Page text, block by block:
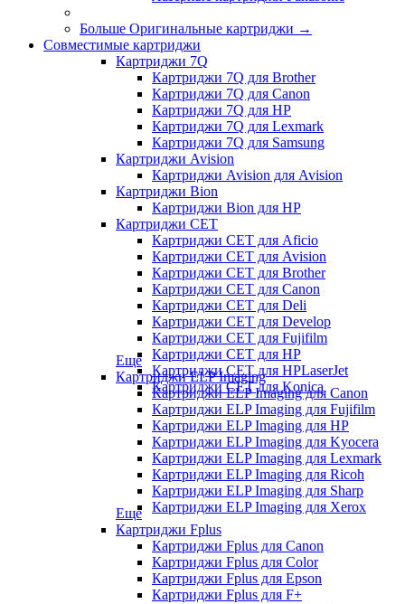
Больше Оригинальные картриджи →
Совместимые картриджи
Картриджи 7Q
Картриджи 7Q для Brother
Картриджи 7Q для Canon
Картриджи 7Q для HP
Картриджи 7Q для Lexmark
Картриджи 7Q для Samsung
Картриджи Avision
Картриджи Avision для Avision
Картриджи Bion
Картриджи Bion для HP
Картриджи CET
Картриджи CET для Aficio
Картриджи CET для Avision
Картриджи CET для Brother
Картриджи CET для Canon
Картриджи CET для Deli
Картриджи CET для Develop
Картриджи CET для Fujifilm
Картриджи CET для HP
Картриджи CET для HPLaserJet
Картриджи CET для Konica
Еще
Картриджи ELP Imaging
Картриджи ELP Imaging для Canon
Картриджи ELP Imaging для Fujifilm
Картриджи ELP Imaging для HP
Картриджи ELP Imaging для Kyocera
Картриджи ELP Imaging для Lexmark
Картриджи ELP Imaging для Ricoh
Картриджи ELP Imaging для Sharp
Картриджи ELP Imaging для Xerox
Еще
Картриджи Fplus
Картриджи Fplus для Canon
Картриджи Fplus для Color
Картриджи Fplus для Epson
Картриджи Fplus для F+